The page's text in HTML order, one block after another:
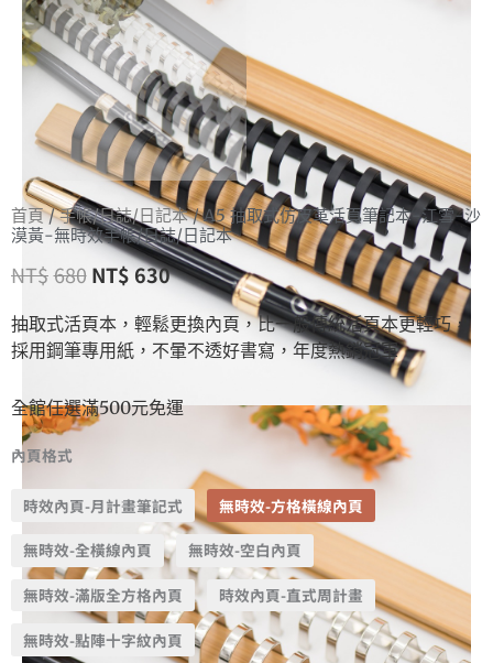
首頁/手帳/日誌/日記本/ A5 抽取式仿皮革活頁筆記本-江雪-沙
漠黃-無時效手帳/日誌/日記本
NT$680 NT$ 630
抽取式活頁本，輕鬆更換內頁，比一般傳統活頁本更輕巧，
採用鋼筆專用紙，不暈不透好書寫，年度熱銷冠軍
全館任選滿500元免運
內頁格式
時效內頁-月計畫筆記式 無時效-方格橫線內頁
無時效-全橫線內頁 無時效-空白內頁
無時效-滿版全方格內頁 時效內頁-直式周計畫
無時效-點陣十字紋內頁